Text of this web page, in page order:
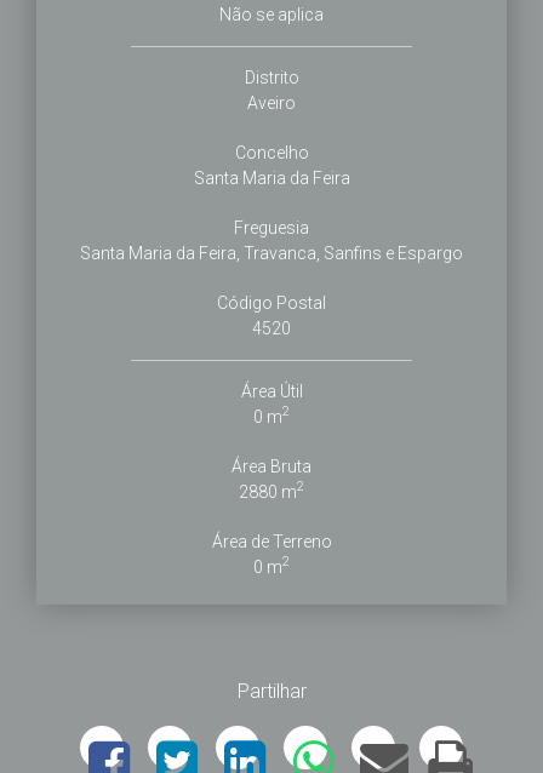
Não se aplica
Distrito
Aveiro
Concelho
Santa Maria da Feira
Freguesia
Santa Maria da Feira, Travanca, Sanfins e Espargo
Código Postal
4520
Área Útil
0 m2
Área Bruta
2880 m2
Área de Terreno
0 m2
Partilhar